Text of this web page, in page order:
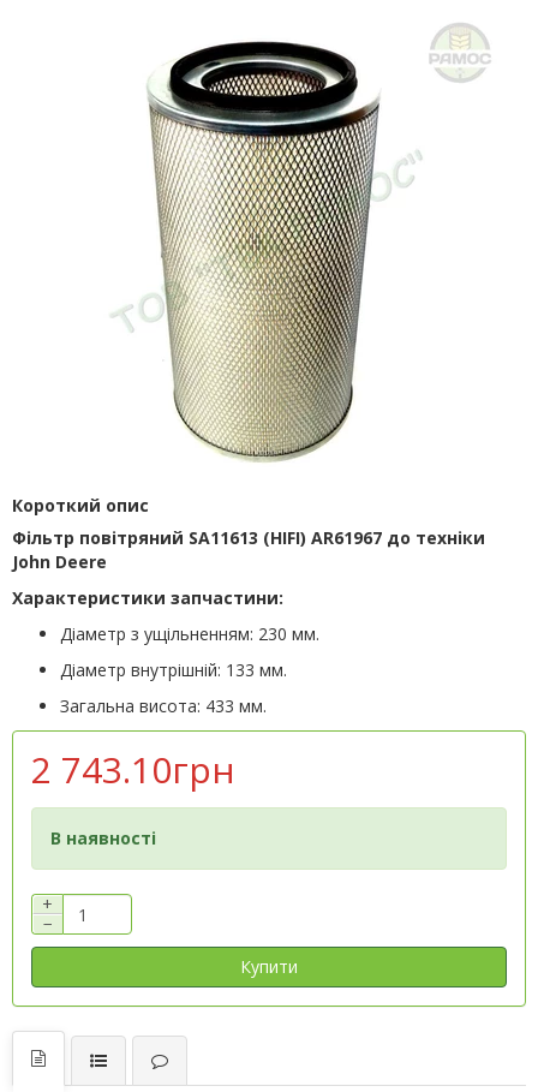
Короткий опис
Фільтр повітряний SA11613 (HІFІ) AR61967 до техніки
John Deere
Характеристики запчастини:
Діаметр з ущільненням: 230 мм.
Діаметр внутрішній: 133 мм.
Загальна висота: 433 мм.
2 743.10грн
В наявності
+
−
Купити